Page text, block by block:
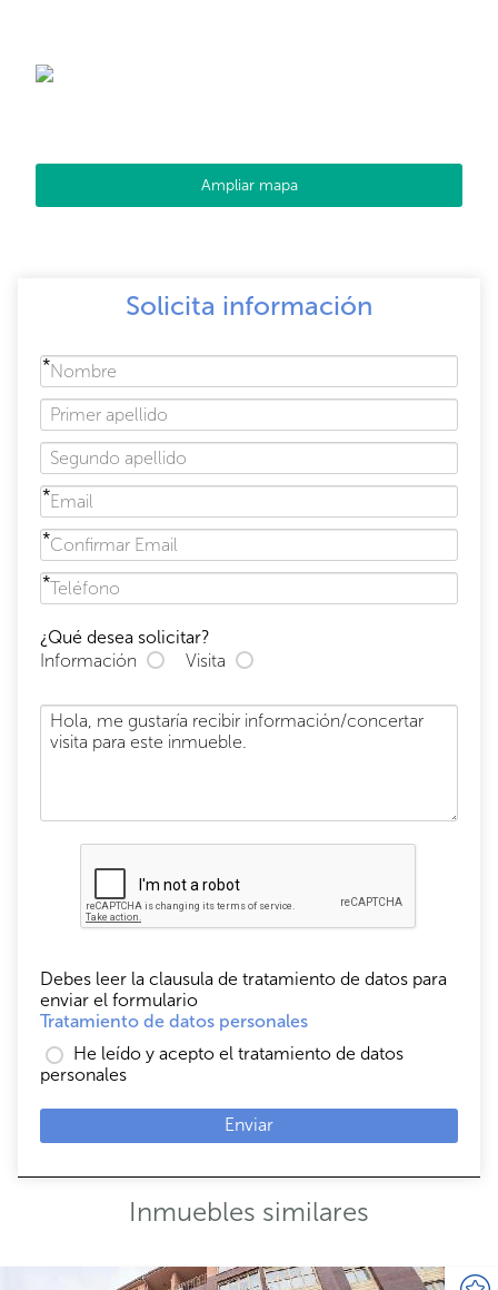
Ampliar mapa
Solicita información
¿Qué desea solicitar?
Información
Visita
Debes leer la clausula de tratamiento de datos para
enviar el formulario
Tratamiento de datos personales
He leído y acepto el tratamiento de datos
personales
Enviar
Inmuebles similares